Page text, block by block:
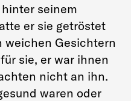
seinem
er sie getröstet
weichen Gesichtern
sie, er war ihnen
nicht an ihn.
waren oder